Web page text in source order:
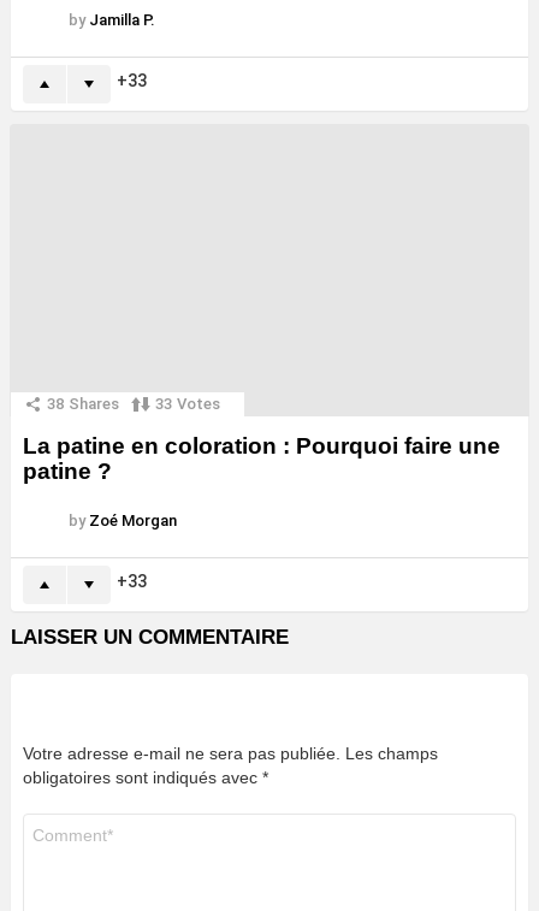
by Jamilla P.
33
38 Shares 33 Votes
La patine en coloration : Pourquoi faire une
patine ?
by Zoé Morgan
33
LAISSER UN COMMENTAIRE
Votre adresse e-mail ne sera pas publiée. Les champs
obligatoires sont indiqués avec *